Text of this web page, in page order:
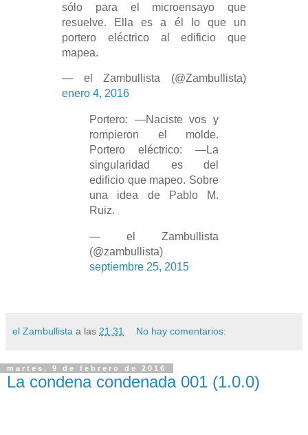
sólo para el microensayo que
resuelve. Ella es a él lo que un
portero eléctrico al edificio que
mapea.
— el Zambullista (@Zambullista)
enero 4, 2016
Portero: —Naciste vos y
rompieron el molde.
Portero eléctrico: —La
singularidad es del
edificio que mapeo. Sobre
una idea de Pablo M.
Ruiz.
— el Zambullista
(@zambullista)
septiembre 25, 2015
el Zambullista a las 21:31 No hay comentarios:
martes, 9 de febrero de 2016
La condena condenada 001 (1.0.0)